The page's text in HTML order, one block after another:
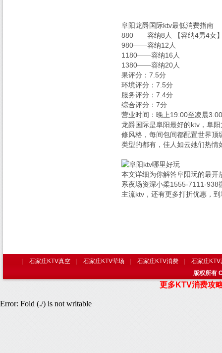
阜阳龙爵国际ktv最低消费指南
880——容纳8人 【容纳4男4女
980——容纳12人
1180——容纳16人
1380——容纳20人
果评分：7.5分
环境评分：7.5分
服务评分：7.4分
综合评分：7分
营业时间：晚上19:00至凌晨3:00
龙爵国际是阜阳最好的ktv，阜
修风格，每间包间都配置世界
类型的都有，佳人如云她们热
本文详细为你解答阜阳玩的最
系夜场资深小柔1555-7111-938
主流ktv，还有更多打折优惠，
石家庄KTV真空 石家庄KTV荤场 石家庄KTV消费
石家庄
版权所有
更多KTV消费攻
Error: Fold (./) is not writable